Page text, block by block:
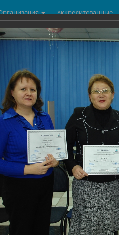
Аккредитованные
центры
Фотогалерея
Вручение сертификатов